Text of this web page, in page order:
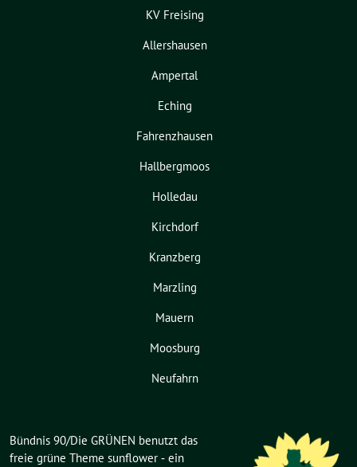
KV Freising
Allershausen
Ampertal
Eching
Fahrenzhausen
Hallbergmoos
Holledau
Kirchdorf
Kranzberg
Marzling
Mauern
Moosburg
Neufahrn
Bündnis 90/Die GRÜNEN benutzt das
freie grüne Theme sunflower ‐ ein